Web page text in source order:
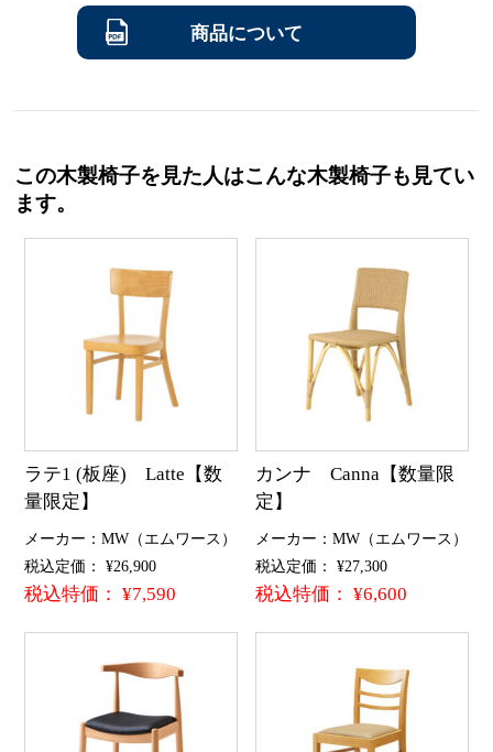
商品について
この木製椅子を見た人はこんな木製椅子も見てい
ます。
ラテ1 (板座) Latte【数
量限定】
メーカー：MW（エムワース）
税込定価： ¥26,900
税込特価： ¥7,590
カンナ Canna【数量限
定】
メーカー：MW（エムワース）
税込定価： ¥27,300
税込特価： ¥6,600